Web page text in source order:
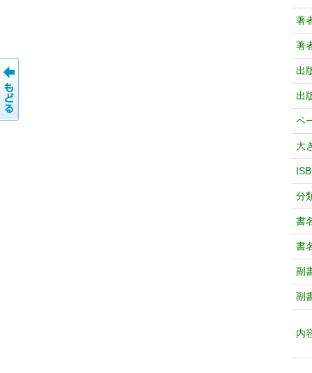
著
著
出
出
ペ
大
分
書
書
副
副
内